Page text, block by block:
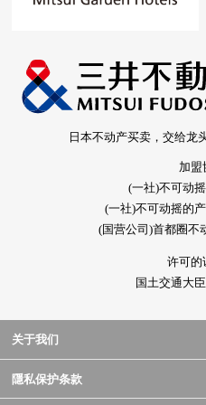
日本不动产买卖，交给龙
加盟
(一社)不可动
(一社)不可动摇的
(国营公司)首都圈不
许可的
国土交通大
关于我们
隱私保护条款